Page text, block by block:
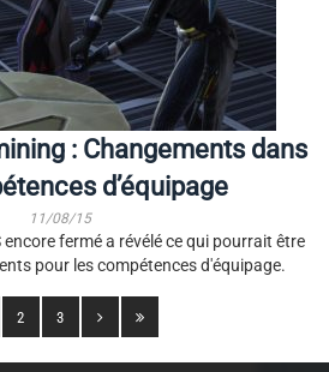
: Changements dans
d’équipage
11/08/15
fermé a révélé ce qui pourrait être
pour les compétences d'équipage.
2 3